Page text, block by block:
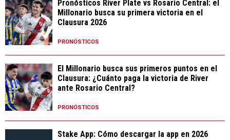
Pronósticos River Plate vs Rosario Central: el
Millonario busca su primera victoria en el
Clausura 2026
PRONÓSTICOS
El Millonario busca sus primeros puntos en el
Clausura: ¿Cuánto paga la victoria de River
ante Rosario Central?
PRONÓSTICOS
Stake App: Cómo descargar la app en 2026